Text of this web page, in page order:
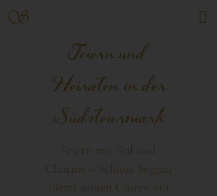
Feiern und
Heiraten in der
Südsteiermark
Feiern mit Stil und
Charme – Schloss Seggau
bietet seinen Gästen ein